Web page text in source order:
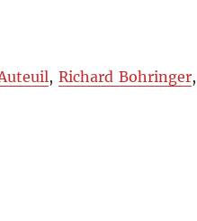
,Richard Bohringer,